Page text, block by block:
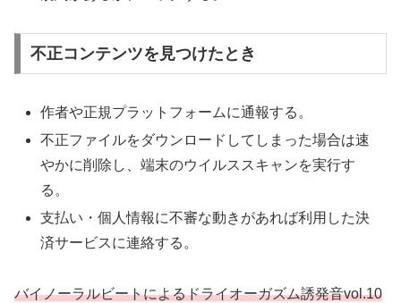
不正コンテンツを見つけたとき
作者や正規プラットフォームに通報する。
不正ファイルをダウンロードしてしまった場合は速
やかに削除し、端末のウイルススキャンを実行す
る。
支払い・個人情報に不審な動きがあれば利用した決
済サービスに連絡する。
バイノーラルビートによるドライオーガズム誘発音vol.10